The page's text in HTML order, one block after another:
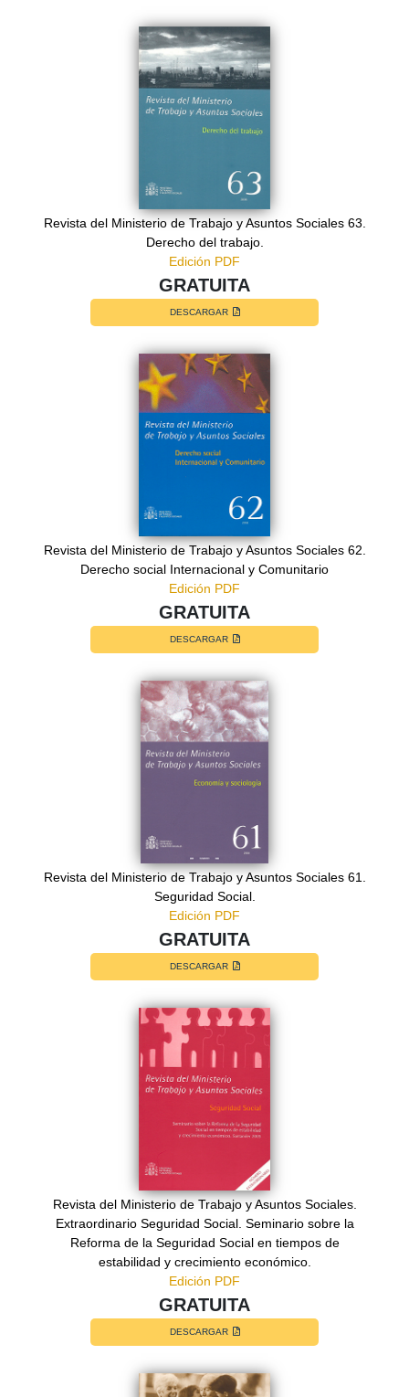
Revista del Ministerio de Trabajo y Asuntos Sociales 63.
Derecho del trabajo.
Edición PDF
GRATUITA
DESCARGAR
Revista del Ministerio de Trabajo y Asuntos Sociales 62.
Derecho social Internacional y Comunitario
Edición PDF
GRATUITA
DESCARGAR
Revista del Ministerio de Trabajo y Asuntos Sociales 61.
Seguridad Social.
Edición PDF
GRATUITA
DESCARGAR
Revista del Ministerio de Trabajo y Asuntos Sociales.
Extraordinario Seguridad Social. Seminario sobre la
Reforma de la Seguridad Social en tiempos de
estabilidad y crecimiento económico.
Edición PDF
GRATUITA
DESCARGAR